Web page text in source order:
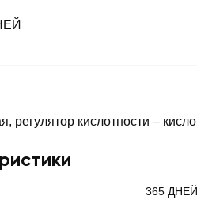
регулятор кислотности –
365 ДНЕЙ